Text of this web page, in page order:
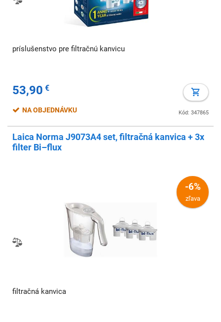
príslušenstvo pre filtračnú kanvicu
53,90 €
Kód: 347865
NA OBJEDNÁVKU
Laica Norma J9073A4 set, filtračná kanvica + 3x
filter Bi–flux
-6%
zľava
filtračná kanvica